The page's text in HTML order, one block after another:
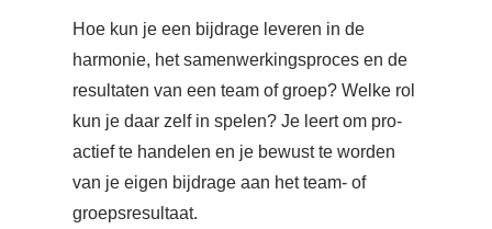
Hoe kun je een bijdrage leveren in de
harmonie, het samenwerkingsproces en de
resultaten van een team of groep? Welke rol
kun je daar zelf in spelen? Je leert om pro-
actief te handelen en je bewust te worden
van je eigen bijdrage aan het team- of
groepsresultaat.